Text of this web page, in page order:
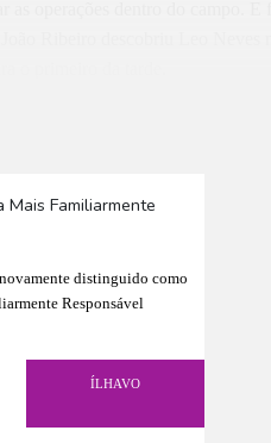
distinguido como
Responsável
ÍLHAVO